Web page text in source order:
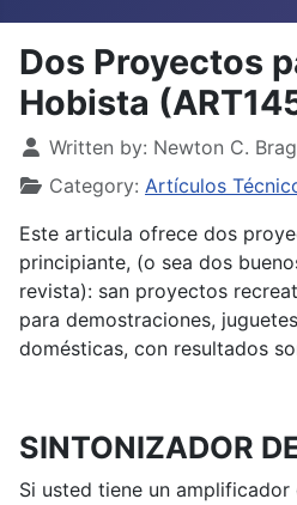
Dos Proyectos
Hobista
Details
Written by: Newton C.
Category: Artículos
Este articula ofrece dos
principiante, (o sea dos
revista): san proyectos
para demostraciones,
domésticas, con resultados
SINTONIZADOR
Si usted tiene un